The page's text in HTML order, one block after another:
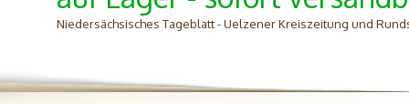
Niedersächsisches Tageblatt - Uelzener Kreiszeitung und